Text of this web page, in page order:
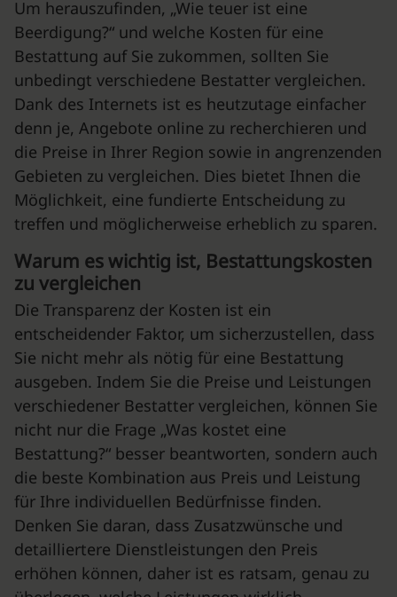
Um herauszufinden, „Wie teuer ist eine
Beerdigung?“ und welche Kosten für eine
Bestattung auf Sie zukommen, sollten Sie
unbedingt verschiedene Bestatter vergleichen.
Dank des Internets ist es heutzutage einfacher
denn je, Angebote online zu recherchieren und
die Preise in Ihrer Region sowie in angrenzenden
Gebieten zu vergleichen. Dies bietet Ihnen die
Möglichkeit, eine fundierte Entscheidung zu
treffen und möglicherweise erheblich zu sparen.
Warum es wichtig ist, Bestattungskosten
zu vergleichen
Die Transparenz der Kosten ist ein
entscheidender Faktor, um sicherzustellen, dass
Sie nicht mehr als nötig für eine Bestattung
ausgeben. Indem Sie die Preise und Leistungen
verschiedener Bestatter vergleichen, können Sie
nicht nur die Frage „Was kostet eine
Bestattung?“ besser beantworten, sondern auch
die beste Kombination aus Preis und Leistung
für Ihre individuellen Bedürfnisse finden.
Denken Sie daran, dass Zusatzwünsche und
detailliertere Dienstleistungen den Preis
erhöhen können, daher ist es ratsam, genau zu